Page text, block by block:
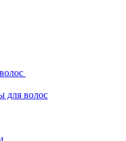
для волос